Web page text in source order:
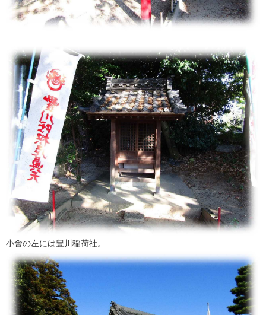
小舎の左には豊川稲荷社。